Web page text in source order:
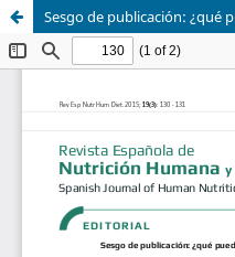
Sesgo de publicación: ¿qué